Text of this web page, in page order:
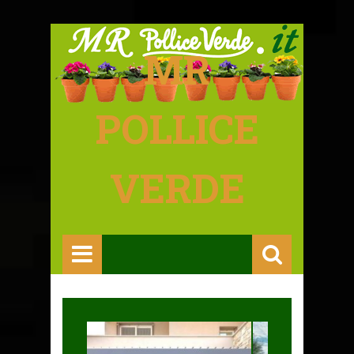
MR
POLLICE
VERDE